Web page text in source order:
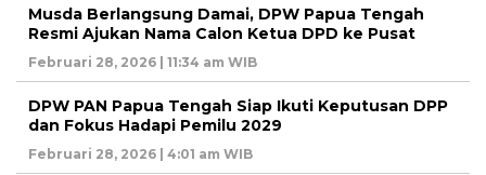
Musda Berlangsung Damai, DPW Papua Tengah
Resmi Ajukan Nama Calon Ketua DPD ke Pusat
Februari 28, 2026 | 11:34 am WIB
DPW PAN Papua Tengah Siap Ikuti Keputusan DPP
dan Fokus Hadapi Pemilu 2029
Februari 28, 2026 | 4:01 am WIB